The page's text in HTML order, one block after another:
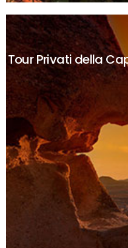
Tour Privati della